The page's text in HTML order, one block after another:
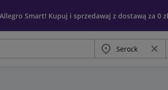
Allegro Smart! Kupuj i sprzedawaj z dostawą za 0 zł
Miasto